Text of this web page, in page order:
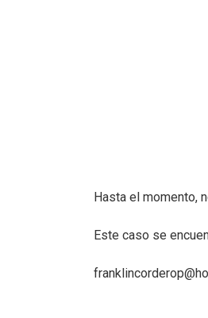
Hasta el momento,
Este caso se